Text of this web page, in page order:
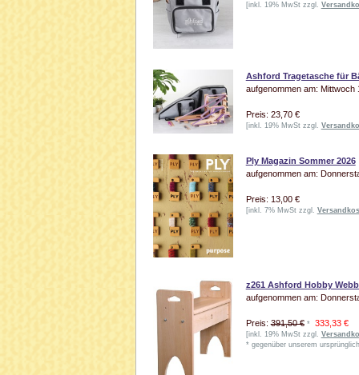
[inkl. 19% MwSt zzgl.
Ashford Tragetasche für
aufgenommen am: Mittwoch
Preis: 23,70 €
[inkl. 19% MwSt zzgl.
Ply Magazin Sommer 2026
aufgenommen am:
Preis: 13,00 €
[inkl. 7% MwSt zzgl.
z261 Ashford Hobby
aufgenommen am:
Preis:391,50 €* 333,33 €
[inkl. 19% MwSt zzgl.
* gegenüber unserem